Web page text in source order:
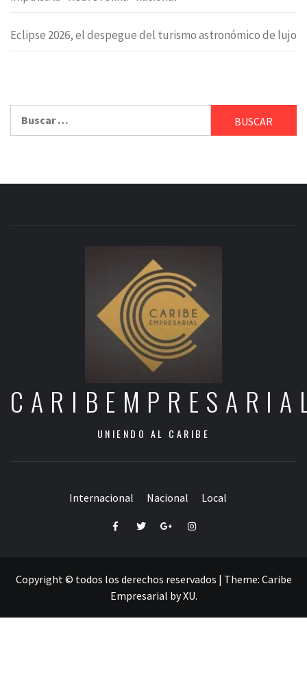
Eclipse 2026, el despegue del turismo astronómico de lujo
UNIENDO AL CARIBE
Internacional Nacional Local
FacebookTwitterGoogle+Instagram
Copyright © todos los derechos reservados | Theme: Caribe
Empresarial byXU.